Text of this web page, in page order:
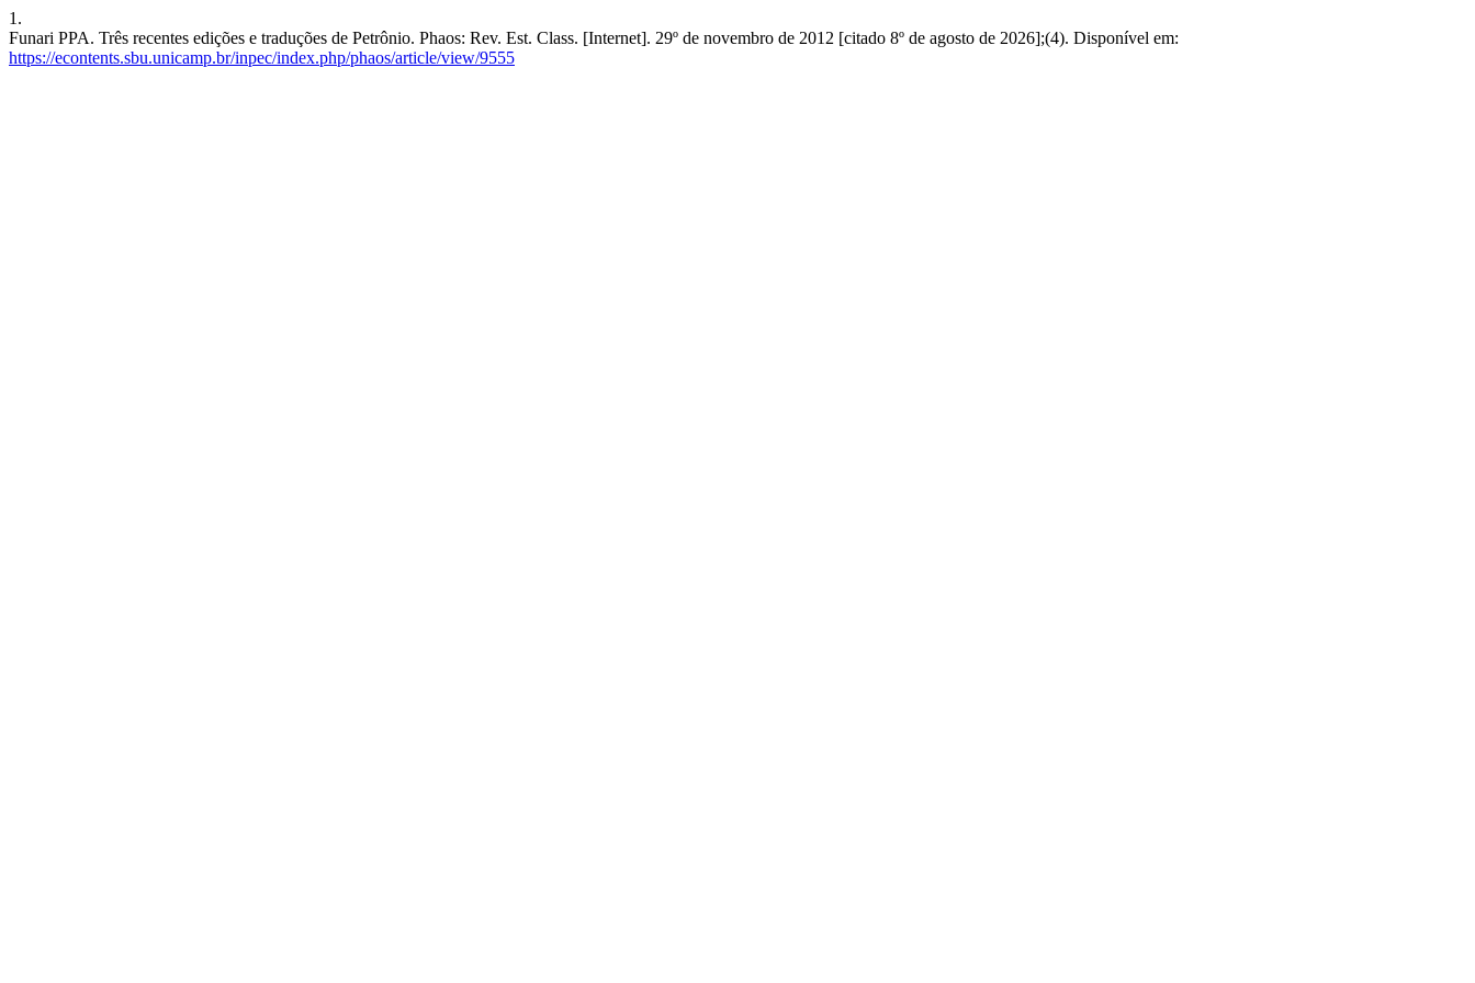
1.
Funari PPA. Três recentes edições e traduções de Petrônio. Phaos: Rev. Est. Class. [Internet]. 29º de novembro de 2012 [citado 8º de agosto de 2026];(4). Disponível em:
https://econtents.sbu.unicamp.br/inpec/index.php/phaos/article/view/9555